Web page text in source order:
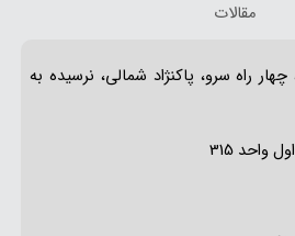
مقالات
راه سرو، پاکنژاد شمالی، نرسیده به
واحد 315